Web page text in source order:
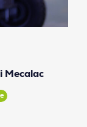
Mecalac